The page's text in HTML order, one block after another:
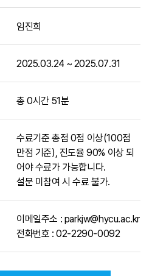
임진희
2025.03.24 ~ 2025.07.31
총 0시간 51분
수료기준 총점 0점 이상(100점
만점 기준), 진도율 90% 이상 되
어야 수료가 가능합니다.
설문 미참여 시 수료 불가.
이메일주소 : parkjw@hycu.ac.kr
전화번호 : 02-2290-0092